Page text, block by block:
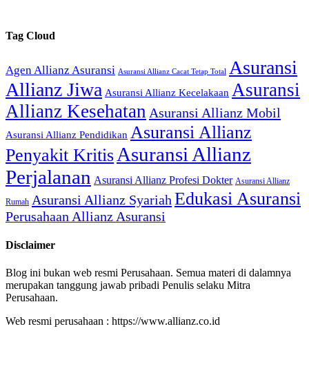
Tag Cloud
Agen Allianz Asuransi Asuransi Allianz Cacat Tetap Total
Asuransi
Allianz Jiwa Asuransi Allianz Kecelakaan Asuransi
Allianz Kesehatan Asuransi Allianz Mobil
Asuransi Allianz Pendidikan Asuransi Allianz
Penyakit Kritis Asuransi Allianz
Perjalanan Asuransi Allianz Profesi Dokter Asuransi Allianz
Rumah Asuransi Allianz Syariah Edukasi Asuransi
Perusahaan Allianz Asuransi
Disclaimer
Blog ini bukan web resmi Perusahaan. Semua materi di dalamnya
merupakan tanggung jawab pribadi Penulis selaku Mitra
Perusahaan.
Web resmi perusahaan : https://www.allianz.co.id